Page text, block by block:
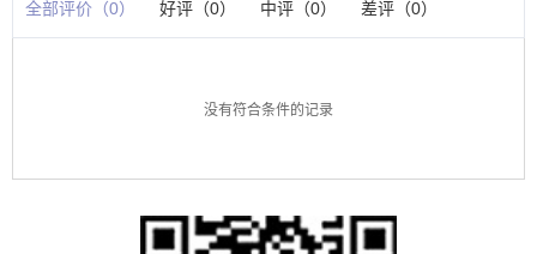
全部评价（0） 好评（0） 中评（0） 差评（0）
没有符合条件的记录